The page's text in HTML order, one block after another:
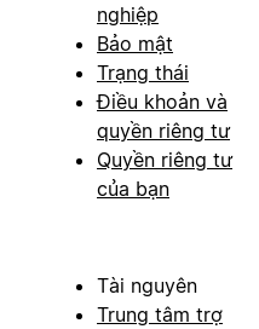
nghiệp
Bảo mật
Trạng thái
Điều khoản và
quyền riêng tư
Quyền riêng tư
của bạn
Tài nguyên
Trung tâm trợ